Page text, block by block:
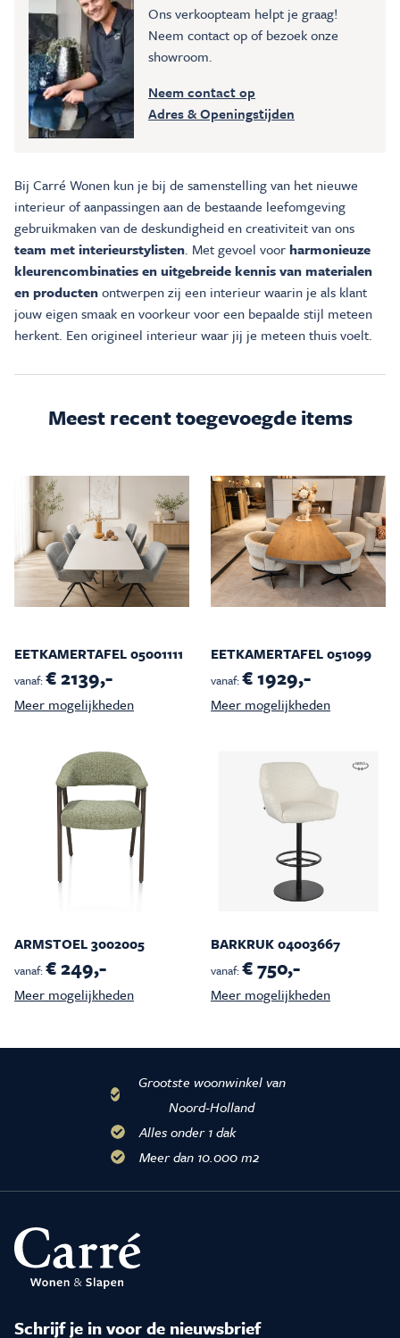
Ons verkoopteam helpt je graag!
Neem contact op of bezoek onze
showroom.
Neem contact op
Adres & Openingstijden
Bij Carré Wonen kun je bij de samenstelling van het nieuwe
interieur of aanpassingen aan de bestaande leefomgeving
gebruikmaken van de deskundigheid en creativiteit van ons
team met interieurstylisten. Met gevoel voorharmonieuze
kleurencombinaties en uitgebreide kennis van materialen
en productenontwerpen zij een interieur waarin je als klant
jouw eigen smaak en voorkeur voor een bepaalde stijl meteen
herkent. Een origineel interieur waar jij je meteen thuis voelt.
Meest recent toegevoegde items
EETKAMERTAFEL 05001111
vanaf:€ 2139,-
Meer mogelijkheden
EETKAMERTAFEL 051099
vanaf:€ 1929,-
Meer mogelijkheden
ARMSTOEL 3002005
vanaf:€ 249,-
Meer mogelijkheden
BARKRUK 04003667
vanaf:€ 750,-
Meer mogelijkheden
Grootste woonwinkel van
Noord-Holland
Alles onder 1 dak
Meer dan 10.000 m2
Schrijf je in voor de nieuwsbrief